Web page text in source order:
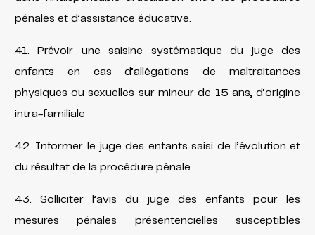
pénales et d’assistance éducative.
41. Prévoir une saisine systématique du juge des
enfants en cas d’allégations de maltraitances
physiques ou sexuelles sur mineur de 15 ans, d’origine
intra-familiale
42. Informer le juge des enfants saisi de l’évolution et
du résultat de la procédure pénale
43. Solliciter l’avis du juge des enfants pour les
mesures pénales présentencielles susceptibles